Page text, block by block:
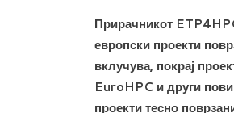
Прирачникот
европски проекти
вклучува, покрај
EuroHPC и други
проекти тесно